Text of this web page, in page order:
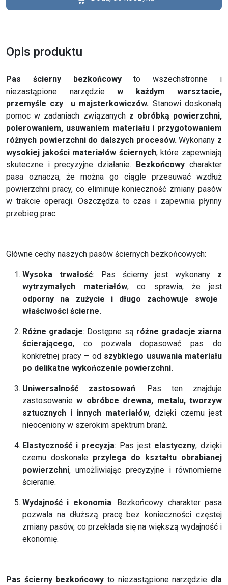
Opis produktu
Pas ścierny bezkońcowyto wszechstronne i
niezastąpione narzędzie w każdym warsztacie,
przemyśle czy u majsterkowiczów. Stanowi doskonałą
pomoc w zadaniach związanychz obróbką powierzchni,
polerowaniem, usuwaniem materiału i przygotowaniem
różnych powierzchni do dalszych procesów.Wykonany z
wysokiej jakości materiałów ściernych, które zapewniają
skuteczne i precyzyjne działanie. Bezkońcowy charakter
pasa oznacza, że można go ciągle przesuwać wzdłuż
powierzchni pracy, co eliminuje konieczność zmiany pasów
w trakcie operacji. Oszczędza to czas i zapewnia płynny
przebieg prac.
Główne cechy naszych pasów ściernych bezkońcowych:
Wysoka trwałość: Pas ścierny jest wykonany z
wytrzymałych materiałów, co sprawia, że jest
odporny na zużycie i długo zachowuje swoje
właściwości ścierne.
Różne gradacje: Dostępne są różne gradacje ziarna
ścierającego, co pozwala dopasować pas do
konkretnej pracy – odszybkiego usuwania materiału
po delikatne wykończenie powierzchni.
Uniwersalność zastosowań: Pas ten znajduje
zastosowanie w obróbce drewna, metalu, tworzyw
sztucznych i innych materiałów, dzięki czemu jest
nieoceniony w szerokim spektrum branż.
Elastyczność i precyzja: Pas jest elastyczny, dzięki
czemu doskonale przylega do kształtu obrabianej
powierzchni, umożliwiając precyzyjne i równomierne
ścieranie.
Wydajność i ekonomia: Bezkońcowy charakter pasa
pozwala na dłuższą pracę bez konieczności częstej
zmiany pasów, co przekłada się na większą wydajność i
ekonomię.
Pas ścierny bezkońcowy to niezastąpione narzędzie dla